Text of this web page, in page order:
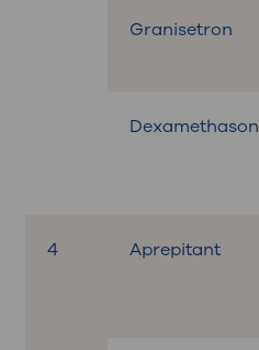
Granisetron
Dexamethason
4 Aprepitant